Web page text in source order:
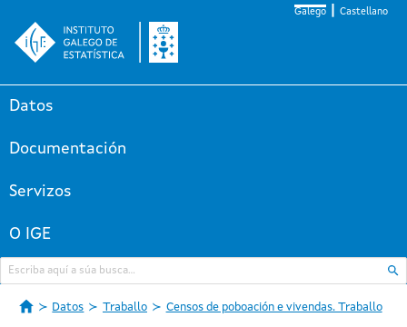
Galego Castellano
Datos
Documentación
Servizos
O IGE
Datos Traballo Censos de poboación e vivendas. Traballo